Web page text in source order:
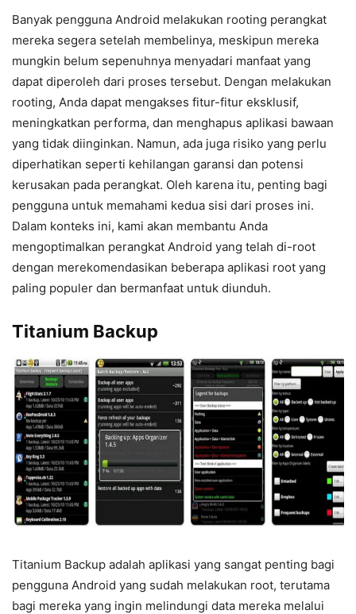
Banyak pengguna Android melakukan rooting perangkat
mereka segera setelah membelinya, meskipun mereka
mungkin belum sepenuhnya menyadari manfaat yang
dapat diperoleh dari proses tersebut. Dengan melakukan
rooting, Anda dapat mengakses fitur-fitur eksklusif,
meningkatkan performa, dan menghapus aplikasi bawaan
yang tidak diinginkan. Namun, ada juga risiko yang perlu
diperhatikan seperti kehilangan garansi dan potensi
kerusakan pada perangkat. Oleh karena itu, penting bagi
pengguna untuk memahami kedua sisi dari proses ini.
Dalam konteks ini, kami akan membantu Anda
mengoptimalkan perangkat Android yang telah di-root
dengan merekomendasikan beberapa aplikasi root yang
paling populer dan bermanfaat untuk diunduh.
Titanium Backup
Titanium Backup adalah aplikasi yang sangat penting bagi
pengguna Android yang sudah melakukan root, terutama
bagi mereka yang ingin melindungi data mereka melalui